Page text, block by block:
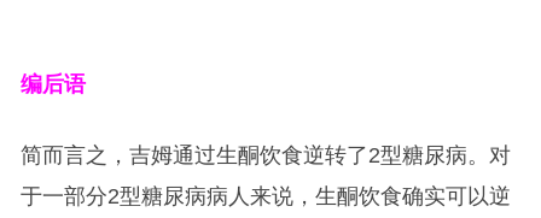
编后语
简而言之，吉姆通过生酮饮食逆转了2型糖尿病。对
于一部分2型糖尿病病人来说，生酮饮食确实可以逆